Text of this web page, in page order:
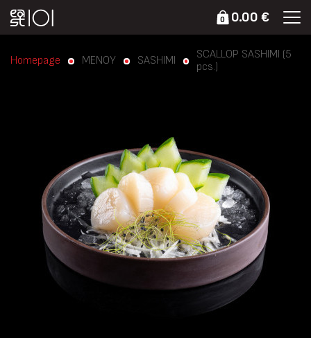
0 0.00 €
Homepage ΜΕΝΟΥ SASHIMI
SCALLOP SASHIMI (5
pcs.)